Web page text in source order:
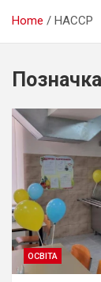
Home НАССР
ОСВІТА